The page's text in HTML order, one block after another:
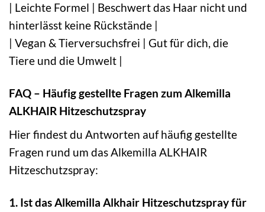
| Leichte Formel | Beschwert das Haar nicht und
hinterlässt keine Rückstände |
| Vegan & Tierversuchsfrei | Gut für dich, die
Tiere und die Umwelt |
FAQ – Häufig gestellte Fragen zum Alkemilla
ALKHAIR Hitzeschutzspray
Hier findest du Antworten auf häufig gestellte
Fragen rund um das Alkemilla ALKHAIR
Hitzeschutzspray:
1. Ist das Alkemilla Alkhair Hitzeschutzspray für